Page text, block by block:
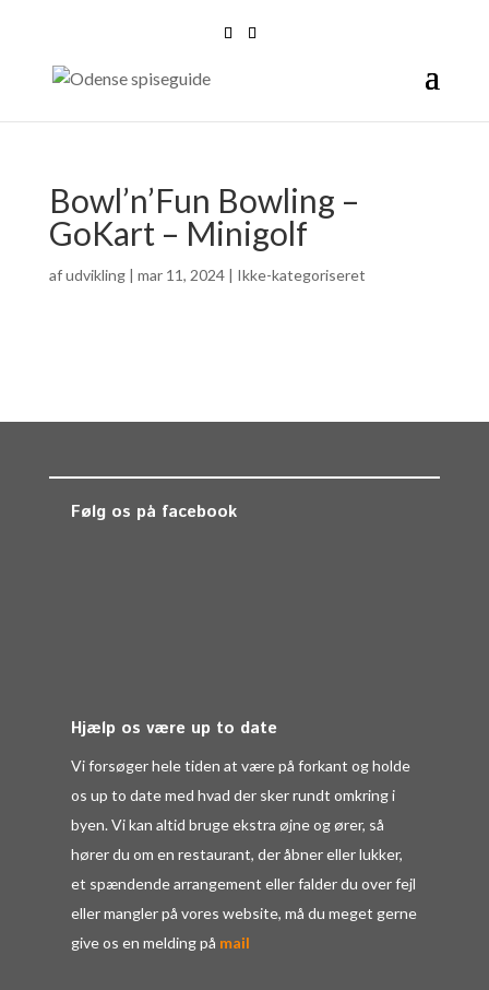
Bowl’n’Fun Bowling –
GoKart – Minigolf
afudvikling| mar 11, 2024| Ikke-kategoriseret
Følg os på facebook
Hjælp os være up to date
Vi forsøger hele tiden at være på forkant og holde
os up to date med hvad der sker rundt omkring i
byen. Vi kan altid bruge ekstra øjne og ører, så
hører du om en restaurant, der åbner eller lukker,
et spændende arrangement eller falder du over fejl
eller mangler på vores website, må du meget gerne
give os en melding på mail